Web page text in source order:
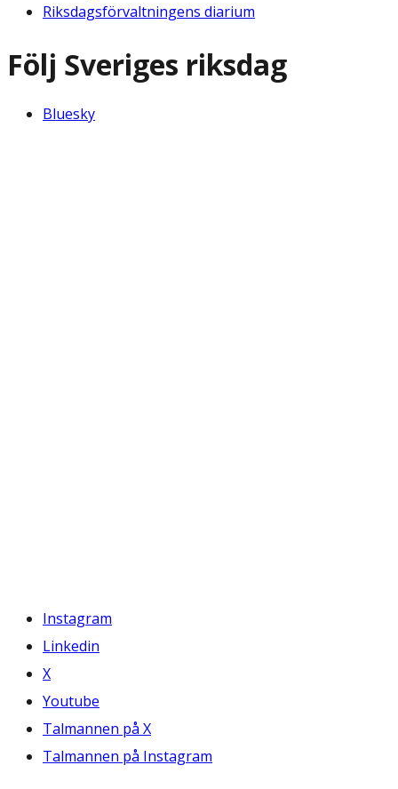
Riksdagsförvaltningens diarium
Följ Sveriges riksdag
Bluesky
Instagram
Linkedin
X
Youtube
Talmannen på X
Talmannen på Instagram